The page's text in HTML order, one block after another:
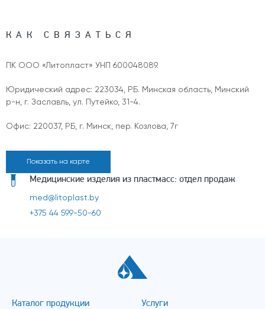
КАК СВЯЗАТЬСЯ
ПК ООО «Литопласт» УНП 600048089.
Юридический адрес: 223034, РБ. Минская область, Минский
р-н, г. Заславль, ул. Путейко, 31-4.
Офис: 220037, РБ, г. Минск, пер. Козлова, 7г
Показать на карте
Медицинские изделия из пластмасс: отдел продаж
med@litoplast.by
+375 44 599-50-60
Каталог продукции Услуги